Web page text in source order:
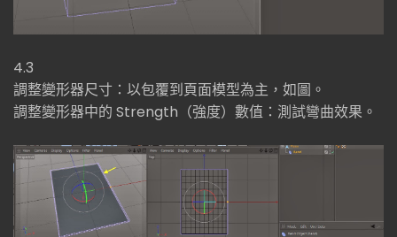
4.3
調整變形器尺寸：以包覆到頁面模型為主，如圖。
調整變形器中的 Strength（強度）數值：測試彎曲效果。